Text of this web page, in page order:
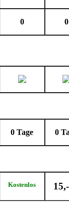
0 0
0 Tage 0
Kostenlos